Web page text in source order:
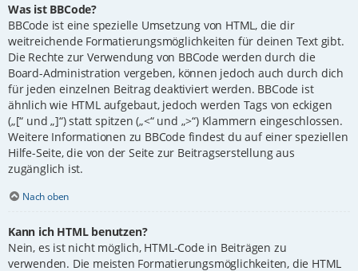
Was ist BBCode?
BBCode ist eine spezielle Umsetzung von HTML, die dir
weitreichende Formatierungsmöglichkeiten für deinen Text gibt.
Die Rechte zur Verwendung von BBCode werden durch die
Board-Administration vergeben, können jedoch auch durch dich
für jeden einzelnen Beitrag deaktiviert werden. BBCode ist
ähnlich wie HTML aufgebaut, jedoch werden Tags von eckigen
(„[“ und „]“) statt spitzen („<“ und „>“) Klammern eingeschlossen.
Weitere Informationen zu BBCode findest du auf einer speziellen
Hilfe-Seite, die von der Seite zur Beitragserstellung aus
zugänglich ist.
Nach oben
Kann ich HTML benutzen?
Nein, es ist nicht möglich, HTML-Code in Beiträgen zu
verwenden. Die meisten Formatierungsmöglichkeiten, die HTML